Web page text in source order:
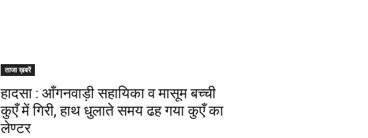
ताजा ख़बरें
हादसा : आँगनवाड़ी सहायिका व मासूम बच्ची
कुएँ में गिरी, हाथ धुलाते समय ढह गया कुएँ का
लेण्टर